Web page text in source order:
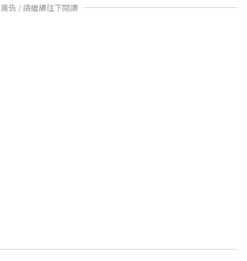
廣告 / 請繼續往下閱讀